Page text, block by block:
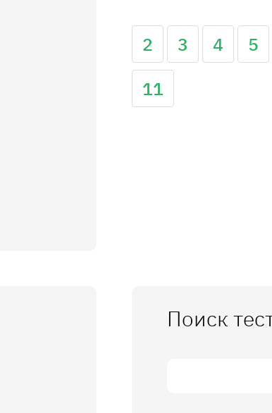
2 3 4
5
11
Поиск